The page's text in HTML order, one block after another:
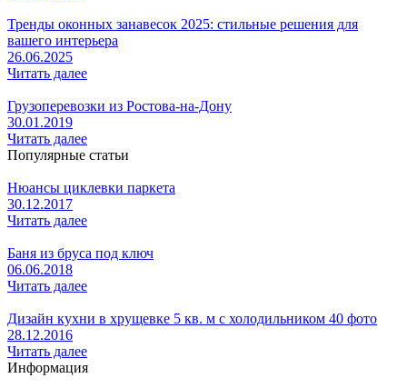
Тренды оконных занавесок 2025: стильные решения для
вашего интерьера
26.06.2025
Читать далее
Грузоперевозки из Ростова-на-Дону
30.01.2019
Читать далее
Популярные статьи
Нюансы циклевки паркета
30.12.2017
Читать далее
Баня из бруса под ключ
06.06.2018
Читать далее
Дизайн кухни в хрущевке 5 кв. м с холодильником 40 фото
28.12.2016
Читать далее
Информация